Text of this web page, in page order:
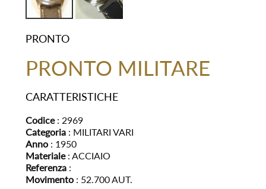
PRONTO
PRONTO MILITARE
CARATTERISTICHE
Codice: 2969
Categoria: MILITARI VARI
Anno: 1950
Materiale: ACCIAIO
Referenza:
Movimento: 52.700 AUT.